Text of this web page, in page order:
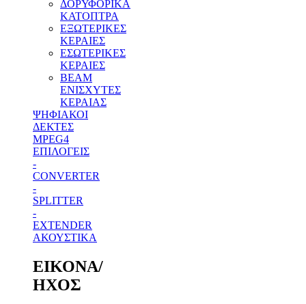
ΔΟΡΥΦΟΡΙΚΑ
ΚΑΤΟΠΤΡΑ
ΕΞΩΤΕΡΙΚΕΣ
ΚΕΡΑΙΕΣ
ΕΣΩΤΕΡΙΚΕΣ
ΚΕΡΑΙΕΣ
BEAM
ΕΝΙΣΧΥΤΕΣ
ΚΕΡΑΙΑΣ
ΨΗΦΙΑΚΟΙ
ΔΕΚΤΕΣ
MPEG4
ΕΠΙΛΟΓΕΙΣ
-
CONVERTER
-
SPLITTER
-
EXTENDER
ΑΚΟΥΣΤΙΚΑ
ΕΙΚΟΝΑ/
ΗΧΟΣ